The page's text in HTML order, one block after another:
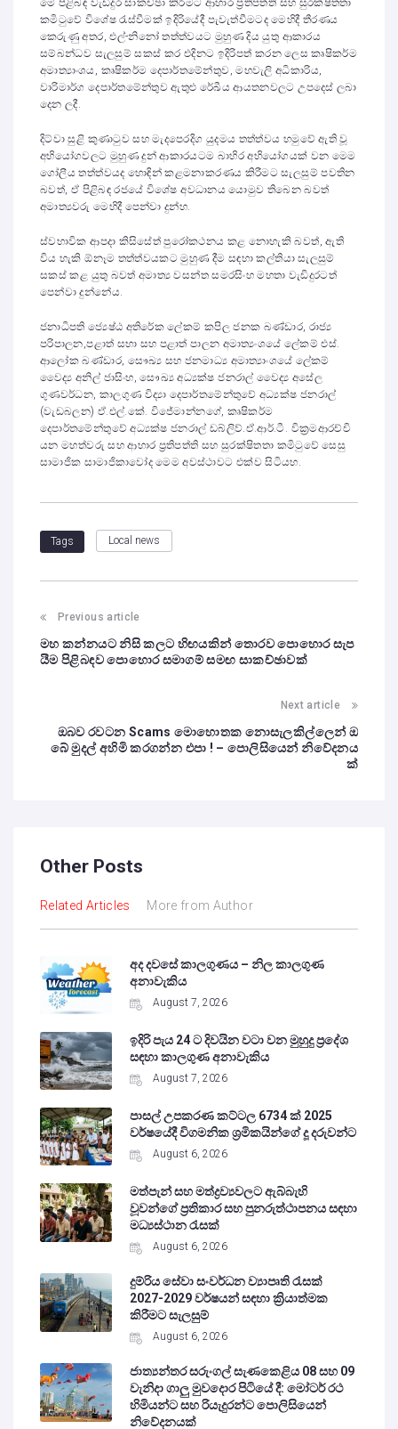
මේ පිළිබඳ වැඩිදුර සාකච්ඡා කිරීමට ආහාර ප්‍රතිපත්ති සහ සුරක්ෂිතතා
කමිටුවේ විශේෂ රැස්වීමක් ඉදිරියේදී පැවැත්වීමටද මෙහිදී තීරණය
කෙරුණු අතර, එල්-නිනෝ තත්ත්වයට මුහුණ දිය යුතු ආකාරය
සම්බන්ධව සැලසුම් සකස් කර එදිනට ඉදිරිපත් කරන ලෙස කෘෂිකර්ම
අමාත්‍යාංශය, කෘෂිකර්ම දෙපාර්තමේන්තුව, මහවැලි අධිකාරිය,
වාරිමාර්ග දෙපාර්තමේන්තුව ඇතුළු රේඛීය ආයතනවලට උපදෙස් ලබා
දෙන ලදී.
දිට්වා සුළි කුණාටුව සහ මැදපෙරදිග යුදමය තත්ත්වය හමුවේ ඇති වූ
අභියෝගවලට මුහුණ දුන් ආකාරයටම බාහිර අභියෝගයක් වන මෙම
ගෝලීය තත්ත්වයද හොඳින් කළමනාකරණය කිරීමට සැලසුම් පවතින
බවත්, ඒ පිළිබඳ රජයේ විශේෂ අවධානය යොමුව තිබෙන බවත්
අමාත්‍යවරු මෙහිදී පෙන්වා දුන්හ.
ස්වභාවික ආපදා කිසිසේත් පුරෝකථනය කළ නොහැකි බවත්, ඇති
විය හැකි ඕනෑම තත්ත්වයකට මුහුණ දීම සඳහා කල්තියා සැලසුම්
සකස් කළ යුතු බවත් අමාත්‍ය වසන්ත සමරසිංහ මහතා වැඩිදුරටත්
පෙන්වා දුන්නේය.
ජනාධිපති ජ්‍යෙෂ්ඨ අතිරේක ලේකම් කපිල ජනක බණ්ඩාර, රාජ්‍ය
පරිපාලන,පළාත් සභා සහ පළාත් පාලන අමාත්‍යංශයේ ලේකම් එස්.
ආලෝක බණ්ඩාර, සෞඛ්‍ය සහ ජනමාධ්‍ය අමාත්‍යාංශයේ ලේකම්
වෛද්‍ය අනිල් ජාසිංහ, සෞඛ්‍ය අධ්‍යක්ෂ ජනරාල් වෛද්‍ය අසේල
ගුණවර්ධන, කාලගුණ විද්‍යා දෙපාර්තමේන්තුවේ අධ්‍යක්ෂ ජනරාල්
(වැඩබලන) ඒ.එල්.කේ. විජේමාන්නගේ, කෘෂිකර්ම
දෙපාර්තමේන්තුවේ අධ්‍යක්ෂ ජනරාල් ඩබ්ලිව්.ඒ.ආර්.ටී. වික්‍රමආරච්චි
යන මහත්වරු සහ ආහාර ප්‍රතිපත්ති සහ සුරක්ෂිතතා කමිටුවේ සෙසු
සාමාජික සාමාජිකාවෝද මෙම අවස්ථාවට එක්ව සිටියහ.
Tags Local news
Previous article
මහ කන්නයට නිසි කලට හිඟයකින් තොරව පොහොර සැප
යීම පිළිබඳව පොහොර සමාගම් සමඟ සාකච්ඡාවක්
Next article
ඔබව රවටන Scams මොහොතක නොසැලකිල්ලෙන් ඔ
බේ මුදල් අහිමි කරගන්න එපා ! – පොලිසියෙන් නිවේදනය
ක්
Other Posts
Related Articles More from Author
අද දවසේ කාලගුණය – නිල කාලගුණ
අනාවැකිය
August 7, 2026
ඉදිරි පැය 24 ට දිවයින වටා වන මුහුදු ප්‍රදේශ
සඳහා කාලගුණ අනාවැකිය
August 7, 2026
පාසල් උපකරණ කට්ටල 6734 ක් 2025
වර්ෂයේදී විගමනික ශ්‍රමිකයින්ගේ දූ දරුවන්ට
August 6, 2026
මත්පැන් සහ මත්ද්‍රව්‍යවලට ඇබ්බැහි
වූවන්ගේ ප්‍රතිකාර සහ පුනරුත්ථාපනය සඳහා
මධ්‍යස්ථාන රැසක්
August 6, 2026
දුම්රිය සේවා සංවර්ධන ව්‍යාපෘති රැසක්
2027-2029 වර්ෂයන් සඳහා ක්‍රියාත්මක
කිරීමට සැලසුම්
August 6, 2026
ජාත්‍යන්තර සරුංගල් සැණකෙළිය 08 සහ 09
වැනිදා ගාලු මුවදොර පිටියේ දී: මෝටර් රථ
හිමියන්ට සහ රියැදුරන්ට පොලිසියෙන්
නිවේදනයක්